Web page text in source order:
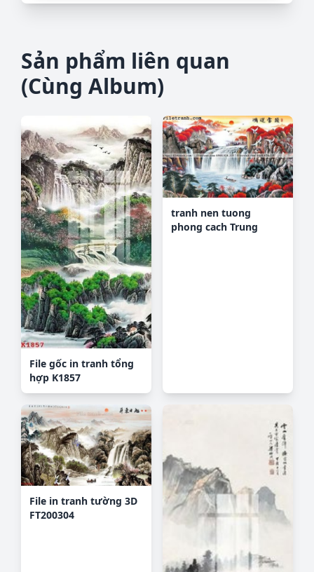
Sản phẩm liên quan
(Cùng Album)
File gốc in tranh tổng
hợp K1857
tranh nen tuong
phong cach Trung
File in tranh tường 3D
FT200304